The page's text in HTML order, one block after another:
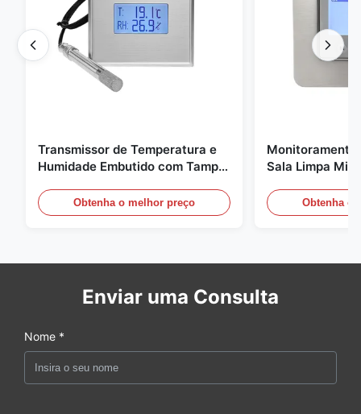
Transmissor de Temperatura e
Humidade Embutido com Tampa
Aço Inoxidável 316L
Obtenha o melhor preço
Monitoramento
Sala Limpa
médica / de
Obtenha o
Enviar uma Consulta
Nome *